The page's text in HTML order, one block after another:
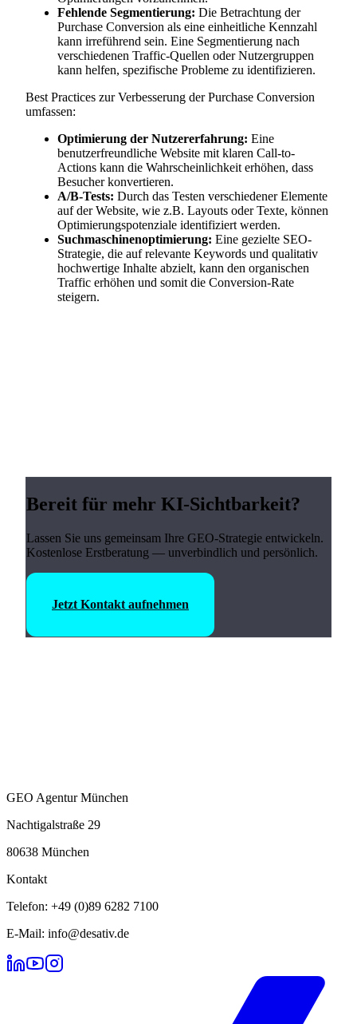
Fehlende Segmentierung: Die Betrachtung der
Purchase Conversion als eine einheitliche Kennzahl
kann irreführend sein. Eine Segmentierung nach
verschiedenen Traffic-Quellen oder Nutzergruppen
kann helfen, spezifische Probleme zu identifizieren.
Best Practices zur Verbesserung der Purchase Conversion
umfassen:
Optimierung der Nutzererfahrung: Eine
benutzerfreundliche Website mit klaren Call-to-
Actions kann die Wahrscheinlichkeit erhöhen, dass
Besucher konvertieren.
A/B-Tests: Durch das Testen verschiedener Elemente
auf der Website, wie z.B. Layouts oder Texte, können
Optimierungspotenziale identifiziert werden.
Suchmaschinenoptimierung: Eine gezielte SEO-
Strategie, die auf relevante Keywords und qualitativ
hochwertige Inhalte abzielt, kann den organischen
Traffic erhöhen und somit die Conversion-Rate
steigern.
Bereit für mehr KI-Sichtbarkeit?
Lassen Sie uns gemeinsam Ihre GEO-Strategie entwickeln.
Kostenlose Erstberatung — unverbindlich und persönlich.
Jetzt Kontakt aufnehmen
GEO Agentur München
Nachtigalstraße 29
80638 München
Kontakt
Telefon: +49 (0)89 6282 7100
E-Mail: info@desativ.de